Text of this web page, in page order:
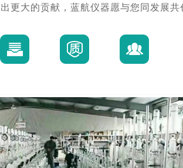
出更大的贡献，蓝航仪器愿与您同发展共